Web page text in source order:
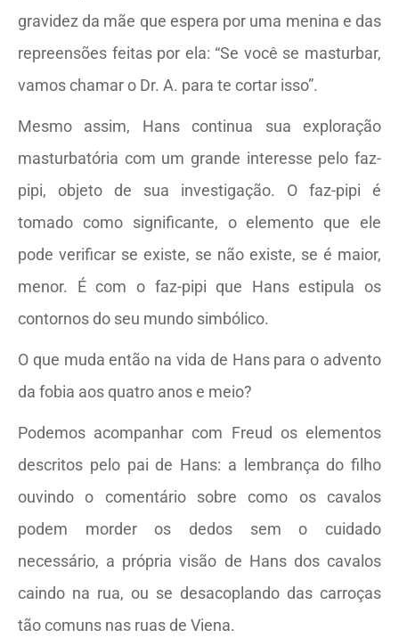
gravidez da mãe que espera por uma menina e das
repreensões feitas por ela: “Se você se masturbar,
vamos chamar o Dr. A. para te cortar isso”.
Mesmo assim, Hans continua sua exploração
masturbatória com um grande interesse pelo faz-
pipi, objeto de sua investigação. O faz-pipi é
tomado como significante, o elemento que ele
pode verificar se existe, se não existe, se é maior,
menor. É com o faz-pipi que Hans estipula os
contornos do seu mundo simbólico.
O que muda então na vida de Hans para o advento
da fobia aos quatro anos e meio?
Podemos acompanhar com Freud os elementos
descritos pelo pai de Hans: a lembrança do filho
ouvindo o comentário sobre como os cavalos
podem morder os dedos sem o cuidado
necessário, a própria visão de Hans dos cavalos
caindo na rua, ou se desacoplando das carroças
tão comuns nas ruas de Viena.